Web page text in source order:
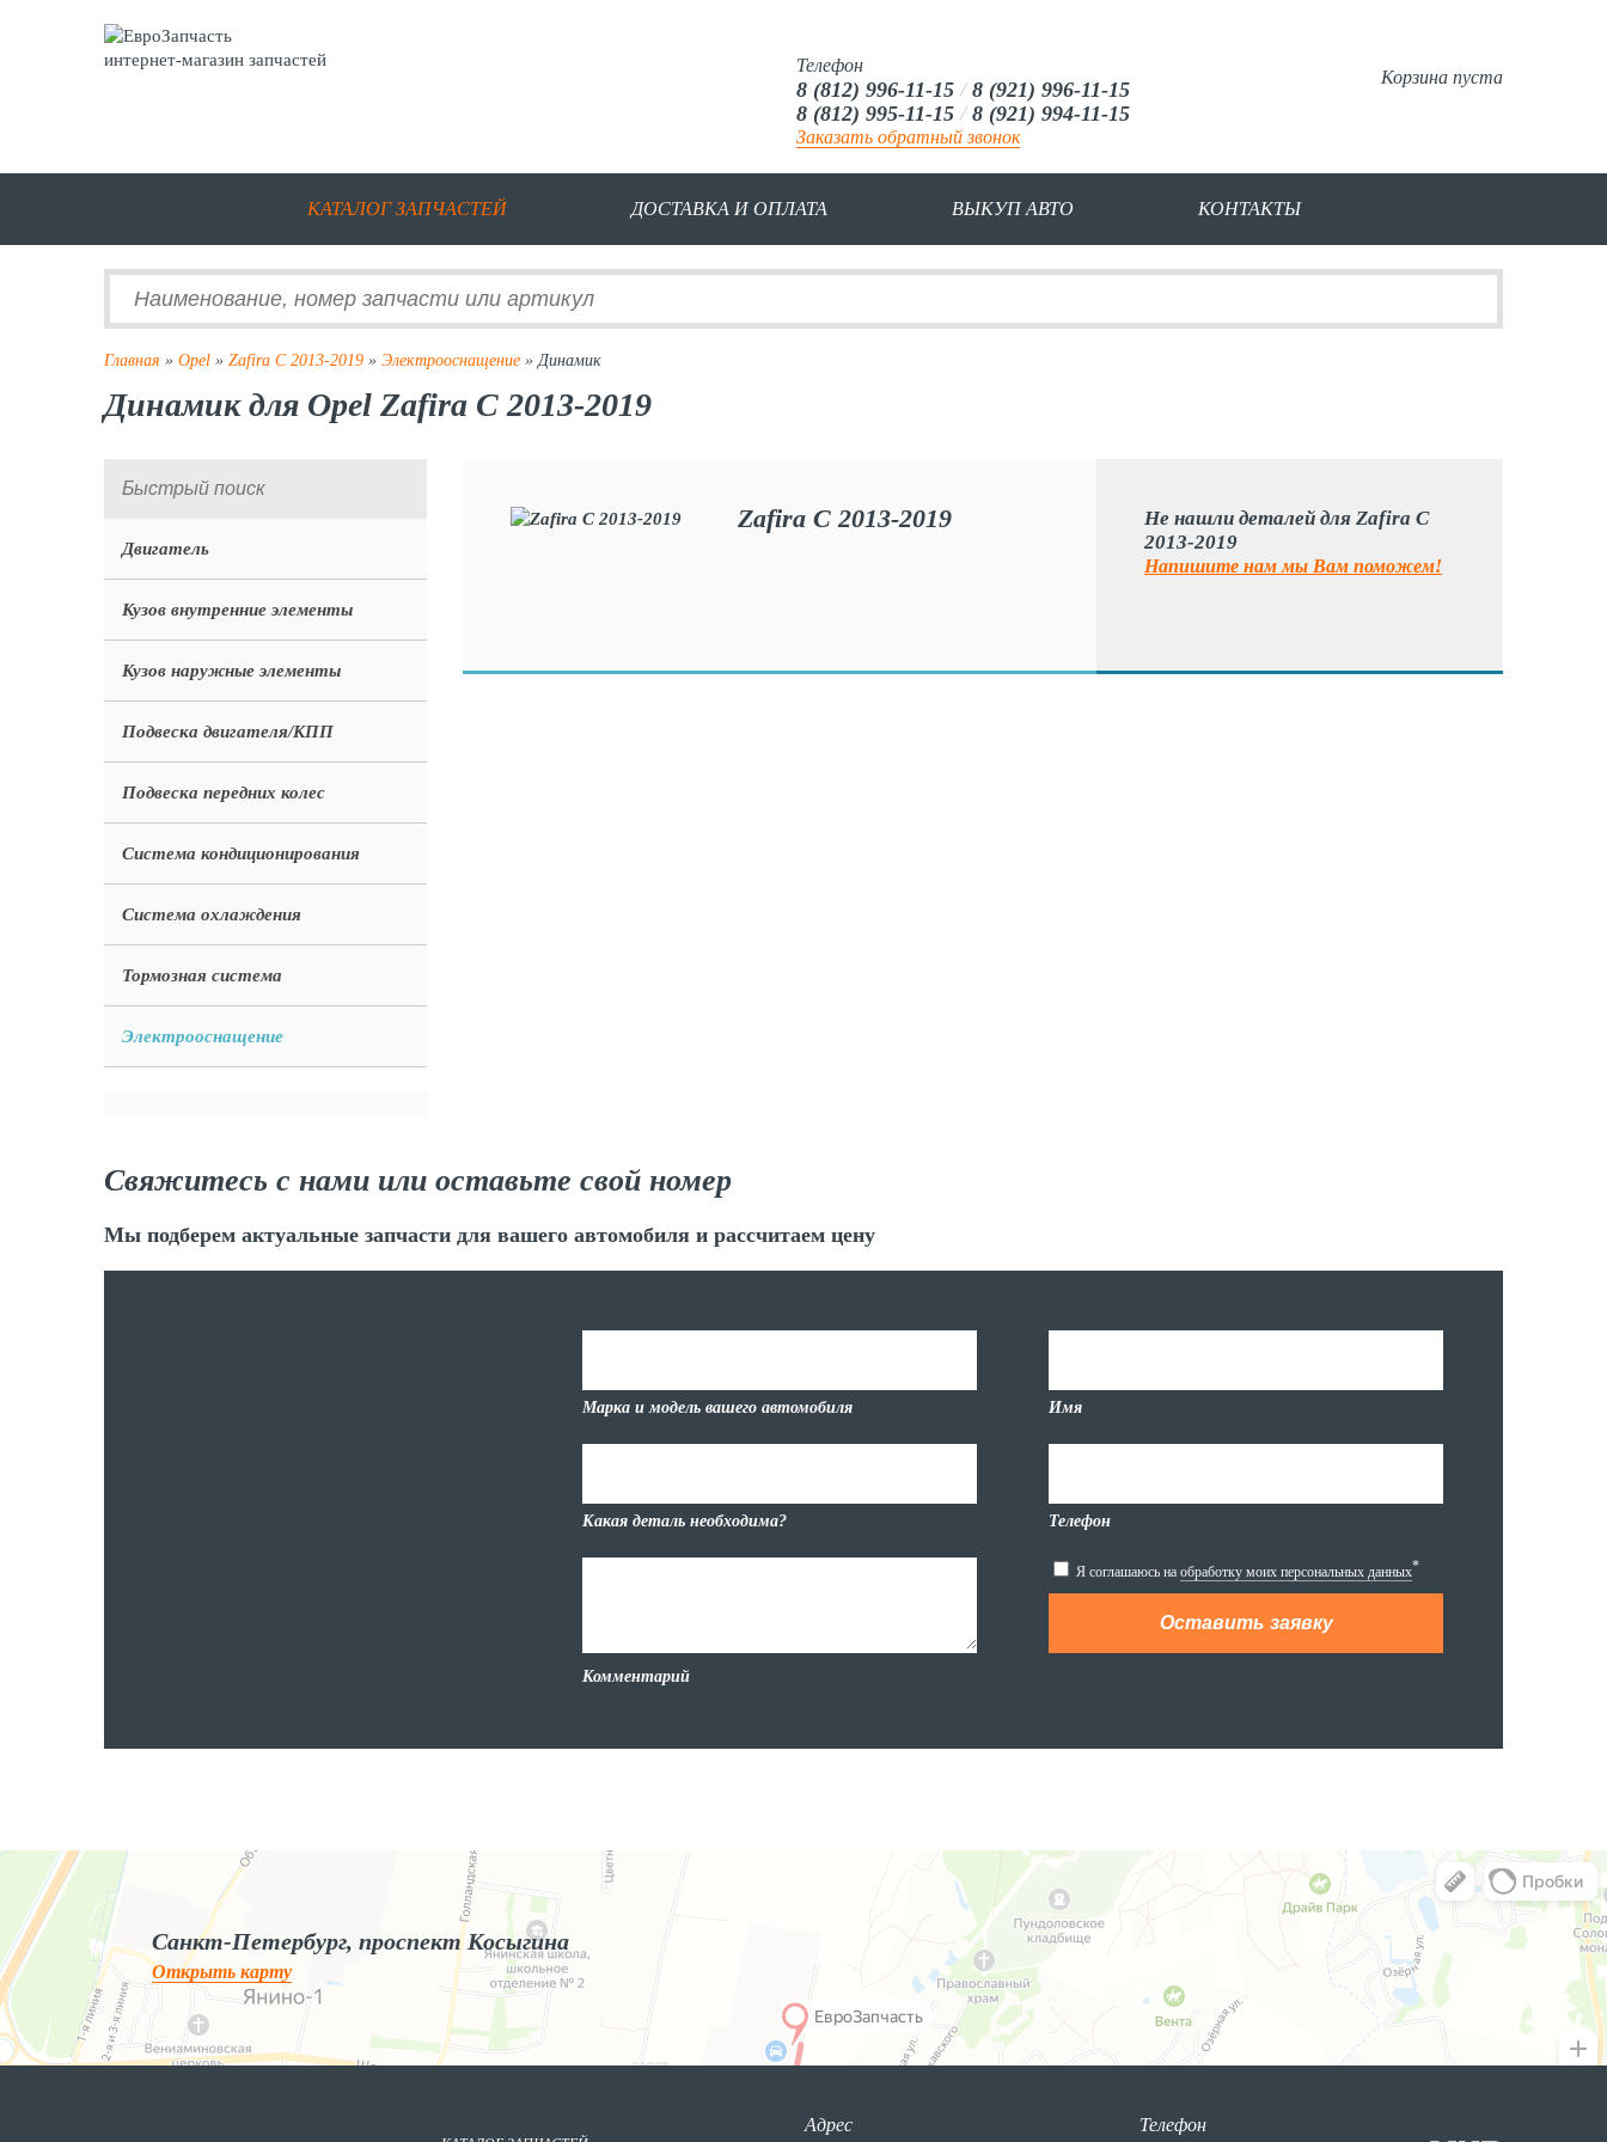
интернет-магазин запчастей
Корзина пуста
Телефон
8 (812) 996-11-15 / 8 (921) 996-11-15
8 (812) 995-11-15 / 8 (921) 994-11-15
Заказать обратный звонок
КАТАЛОГ ЗАПЧАСТЕЙ ДОСТАВКА И ОПЛАТА ВЫКУП АВТО КОНТАКТЫ
Главная » Opel » Zafira C 2013-2019 » Электрооснащение » Динамик
Динамик для Opel Zafira C 2013-2019
Двигатель
Кузов внутренние элементы
Кузов наружные элементы
Подвеска двигателя/КПП
Подвеска передних колес
Система кондиционирования
Система охлаждения
Тормозная система
Электрооснащение
Zafira C 2013-2019
Не нашли деталей для Zafira C
2013-2019
Напишите нам мы Вам поможем!
Свяжитесь с нами или оставьте свой номер
Мы подберем актуальные запчасти для вашего автомобиля и рассчитаем цену
Марка и модель вашего автомобиля
Какая деталь необходима?
Комментарий
Имя
Телефон
Я соглашаюсь на обработку моих персональных данных*
Яндекс.Карты
Яндекс.Карты — поиск мест и адресов, городской транспорт
Санкт-Петербург, проспект Косыгина
Открыть карту
Телефон
Адрес